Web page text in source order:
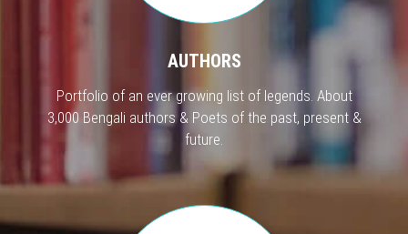
AUTHORS
Portfolio of an ever growing list of legends. About
3,000 Bengali authors & Poets of the past, present &
future.